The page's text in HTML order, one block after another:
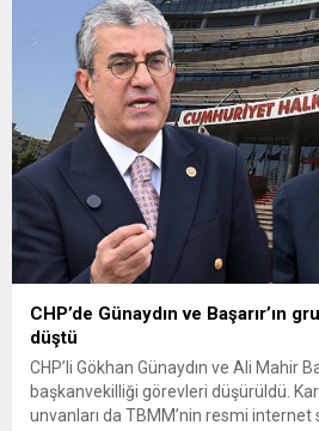
CHP’de Günaydın ve Başarır’ın
düştü
CHP’li Gökhan Günaydın ve Ali Mahir
başkanvekilliği görevleri düşürüldü.
unvanları da TBMM’nin resmi internet